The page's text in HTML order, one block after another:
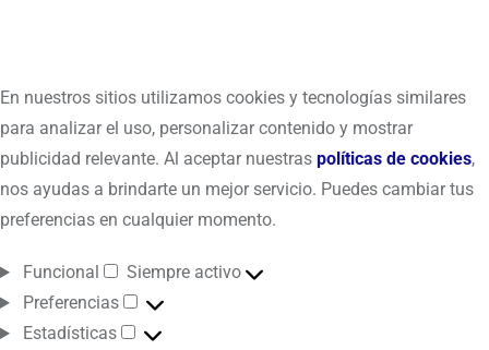
En nuestros sitios utilizamos cookies y tecnologías similares
para analizar el uso, personalizar contenido y mostrar
publicidad relevante. Al aceptar nuestras políticas de cookies,
nos ayudas a brindarte un mejor servicio. Puedes cambiar tus
preferencias en cualquier momento.
Funcional
Siempre activo
Preferencias
Estadísticas